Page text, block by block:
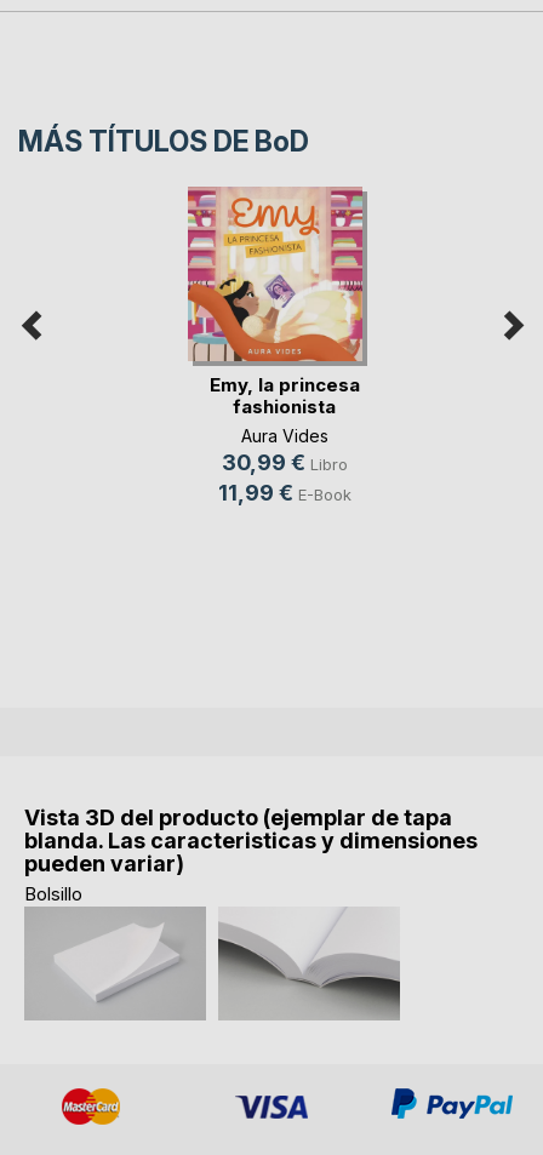
MÁS TÍTULOS DE BoD
Emy, la princesa
fashionista
Aura Vides
30,99 € Libro
11,99 € E-Book
Vista 3D del producto (ejemplar de tapa
blanda. Las caracteristicas y dimensiones
pueden variar)
Bolsillo